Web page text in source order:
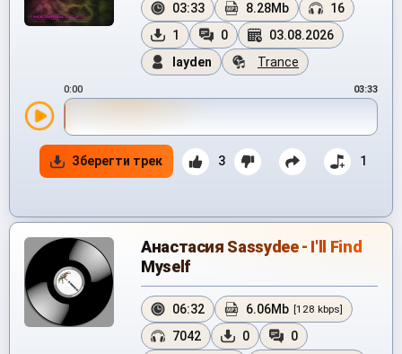
03:33 8.28Mb
16
1
0
03.08.2026
layden
Trance
0:00 03:33
Зберегти трек 3 1
Анастасия Sassydee - I'll Find
Myself
06:32 6.06Mb [128 kbps]
7042 0
0